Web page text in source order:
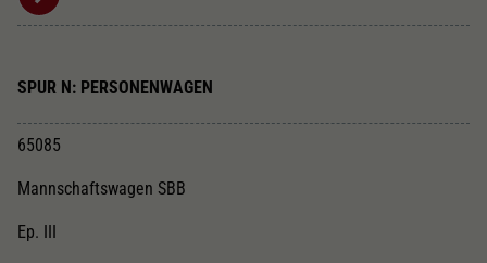
SPUR N: PERSONENWAGEN
65085
Mannschaftswagen SBB
Ep. III